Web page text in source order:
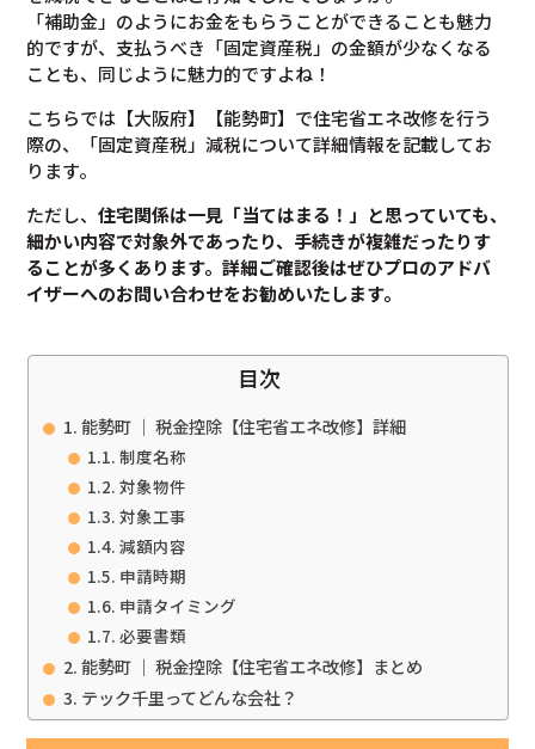
「補助金」のようにお金をもらうことができることも魅力
的ですが、支払うべき「固定資産税」の金額が少なくなる
ことも、同じように魅力的ですよね！
こちらでは【大阪府】【能勢町】で住宅省エネ改修を行う
際の、「固定資産税」減税について詳細情報を記載してお
ります。
ただし、住宅関係は一見「当てはまる！」と思っていても、
細かい内容で対象外であったり、手続きが複雑だったりす
ることが多くあります。詳細ご確認後はぜひプロのアドバ
イザーへのお問い合わせをお勧めいたします。
目次
能勢町 ｜ 税金控除【住宅省エネ改修】詳細
制度名称
対象物件
対象工事
減額内容
申請時期
申請タイミング
必要書類
能勢町 ｜ 税金控除【住宅省エネ改修】まとめ
テック千里ってどんな会社？